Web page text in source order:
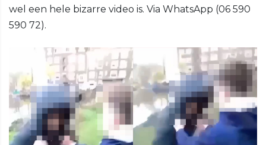
wel een hele bizarre video is. Via WhatsApp (06 590
590 72).